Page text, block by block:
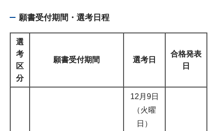
願書受付期間・選考日程
選
考
区
分
願書受付期間 選考日
合格発表
日
12月9日
（火曜
日）